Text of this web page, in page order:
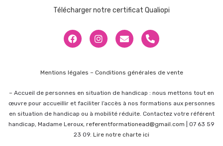
Télécharger notre certificat Qualiopi
Mentions légales – Conditions générales de vente
– Accueil de personnes en situation de handicap : nous mettons tout en
œuvre pour accueillir et faciliter l’accès à nos formations aux personnes
en situation de handicap ou à mobilité réduite. Contactez votre référent
handicap, Madame Leroux, referentformationead@gmail.com | 07 63 59
23 09. Lire notre charte ici